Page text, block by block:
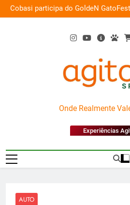
Skip
to
Cobasi participa do GoldeN
AgitoSP
Onde Realmente
Experiências
AUTO